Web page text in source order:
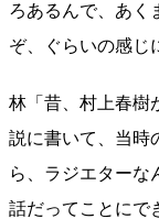
ろあるんで、あく
ぞ、ぐらいの感じ
林「昔、村上春樹
説に書いて、当時
ら、ラジエターな
話だってことにで